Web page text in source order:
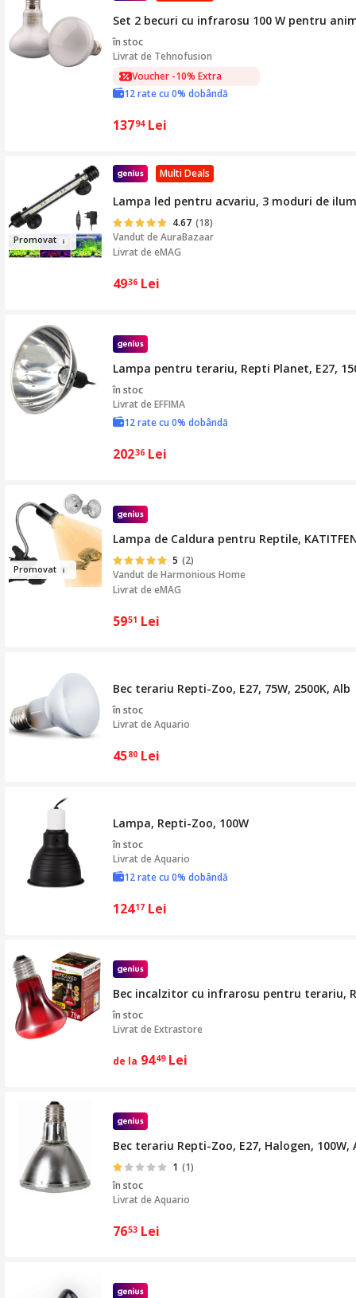
Set 2 becuri cu infrarosu 100 W pentru
în stoc
Livrat de Tehnofusion
Voucher -10% Extra
Voucher -10% Extra
12 rate cu 0% dobândă
13794 Lei
Promovat
Multi Deals
Lampa led pentru acvariu, 3 moduri de
4.67 (18)
Vandut deAuraBazaar
Livrat de eMAG
4936 Lei
Lampa pentru terariu, Repti Planet, E27,
în stoc
Livrat deEFFIMA
12 rate cu 0% dobândă
20236 Lei
Promovat
Lampa de Caldura pentru Reptile,
5 (2)
Vandut deHarmonious Home
Livrat de eMAG
5951 Lei
Bec terariu Repti-Zoo, E27, 75W, 2500K, Alb
în stoc
Livrat deAquario
4580 Lei
Lampa, Repti-Zoo, 100W
în stoc
Livrat deAquario
12 rate cu 0% dobândă
12417 Lei
Bec incalzitor cu infrarosu pentru terariu,
în stoc
Livrat deExtrastore
de la 9449 Lei
Bec terariu Repti-Zoo, E27, Halogen,
1 (1)
în stoc
Livrat deAquario
7653 Lei